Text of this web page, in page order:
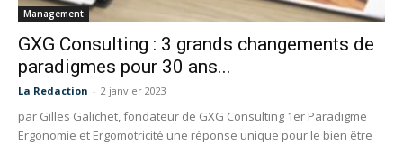
Management
GXG Consulting : 3 grands changements de
paradigmes pour 30 ans...
La Redaction - 2 janvier 2023
par Gilles Galichet, fondateur de GXG Consulting 1er Paradigme
Ergonomie et Ergomotricité une réponse unique pour le bien être